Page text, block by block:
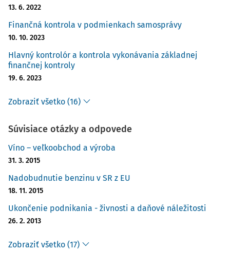
13. 6. 2022
Finančná kontrola v podmienkach samosprávy
10. 10. 2023
Hlavný kontrolór a kontrola vykonávania základnej
finančnej kontroly
19. 6. 2023
Zobraziť všetko (16)
Súvisiace otázky a odpovede
Víno – veľkoobchod a výroba
31. 3. 2015
Nadobudnutie benzinu v SR z EU
18. 11. 2015
Ukončenie podnikania - živnosti a daňové náležitosti
26. 2. 2013
Zobraziť všetko (17)